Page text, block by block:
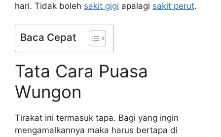
hari. Tidak boleh sakit gigi apalagi sakit perut.
Baca Cepat
Tata Cara Puasa
Wungon
Tirakat ini termasuk tapa. Bagi yang ingin
mengamalkannya maka harus bertapa di